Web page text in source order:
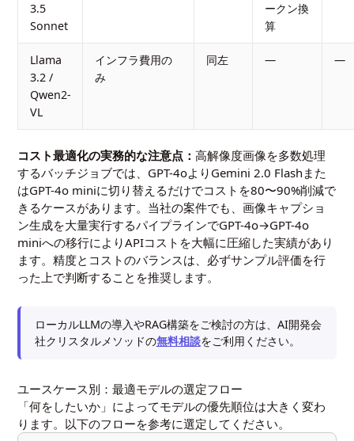
3.5
Sonnet
ークン換
算
Llama
3.2 /
Qwen2-
VL
インフラ費用の
み
同左 — —
コスト最適化の実務的な注意点：高解像度画像を多数処理
するバッチジョブでは、GPT-4oよりGemini 2.0 Flashまた
はGPT-4o miniに切り替えるだけでコストを80〜90%削減で
きるケースがあります。当社の案件でも、画像キャプショ
ン生成を大量実行するパイプラインでGPT-4o→GPT-4o
miniへの移行によりAPIコストを大幅に圧縮した実績があり
ます。精度とコストのバランスは、必ずサンプル評価を行
った上で判断することを推奨します。
ローカルLLMの導入やRAG構築をご検討の方は、AI開発会
社クリスタルメソッドの無料相談をご利用ください。
ユースケース別：最適モデルの選定フロー
「何をしたいか」によってモデルの優先順位は大きく変わ
ります。以下のフローを参考に選定してください。